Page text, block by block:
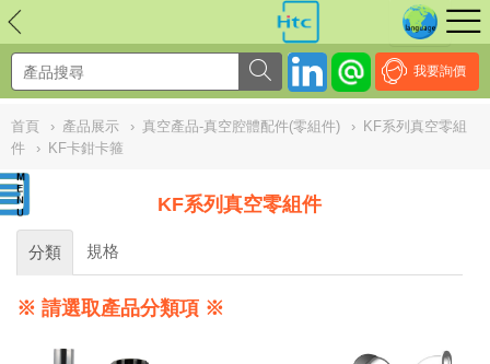
我要詢價
首頁 › 產品展示 › 真空產品-真空腔體配件(零組件) › KF系列真空零組
件
› KF卡鉗卡箍
KF系列真空零組件
分類 規格
※ 請選取產品分類項 ※
NULL